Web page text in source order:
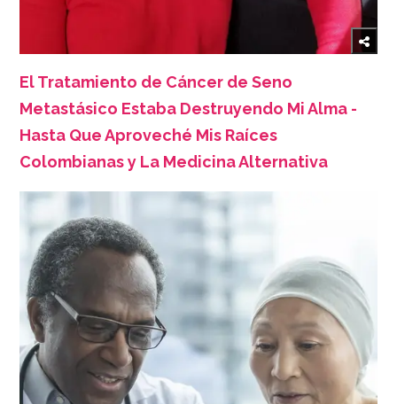
El Tratamiento de Cáncer de Seno
Metastásico Estaba Destruyendo Mi Alma -
Hasta Que Aproveché Mis Raíces
Colombianas y La Medicina Alternativa